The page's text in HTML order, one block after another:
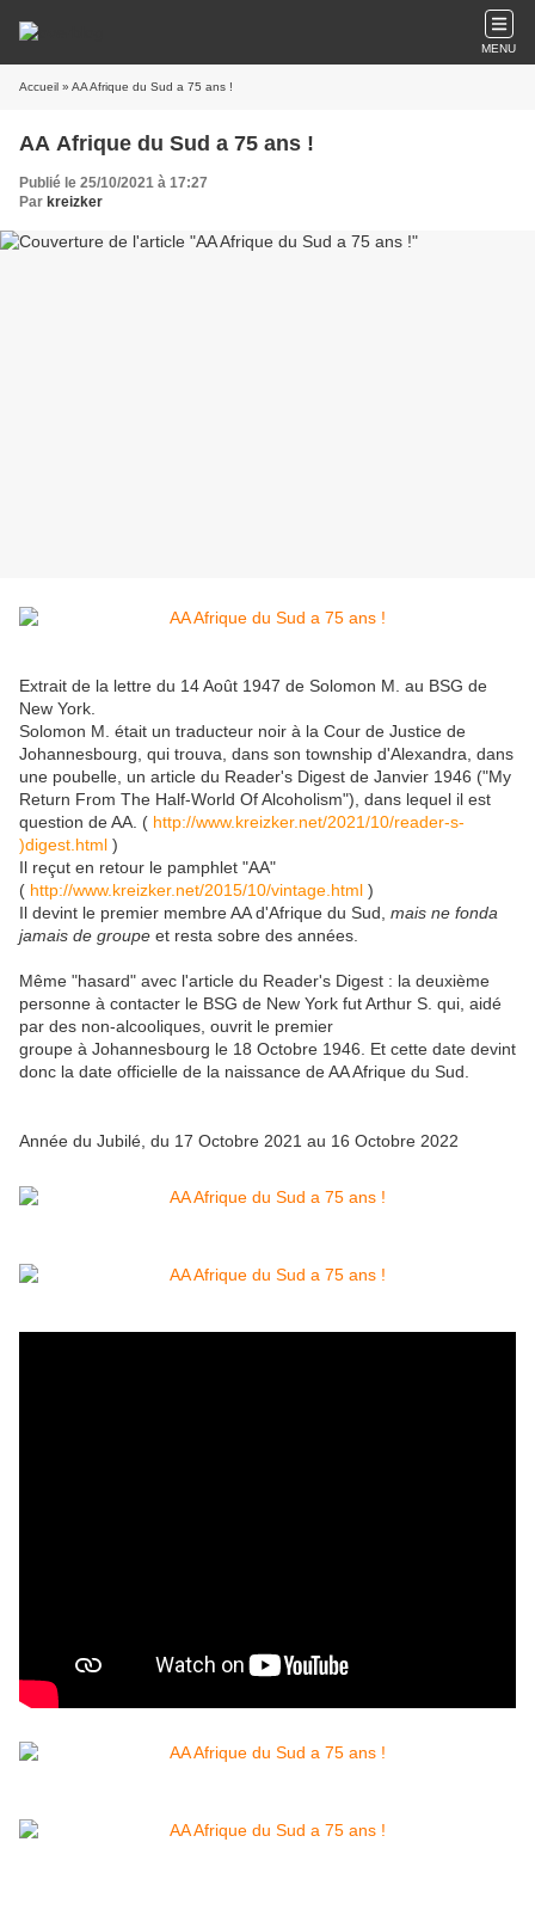
MENU
Accueil » AA Afrique du Sud a 75 ans !
AA Afrique du Sud a 75 ans !
Publié le 25/10/2021 à 17:27
Par kreizker
Extrait de la lettre du 14 Août 1947 de Solomon M. au BSG de
New York.
Solomon M. était un traducteur noir à la Cour de Justice de
Johannesbourg, qui trouva, dans son township d'Alexandra, dans
une poubelle, un article du Reader's Digest de Janvier 1946 ("My
Return From The Half-World Of Alcoholism"), dans lequel il est
question de AA. ( http://www.kreizker.net/2021/10/reader-s-
)digest.html )
Il reçut en retour le pamphlet "AA"
( http://www.kreizker.net/2015/10/vintage.html )
Il devint le premier membre AA d'Afrique du Sud, mais ne fonda
jamais de groupe et resta sobre des années.
Même "hasard" avec l'article du Reader's Digest : la deuxième
personne à contacter le BSG de New York fut Arthur S. qui, aidé
par des non-alcooliques, ouvrit le premier
groupe à Johannesbourg le 18 Octobre 1946. Et cette date devint
donc la date officielle de la naissance de AA Afrique du Sud.
Année du Jubilé, du 17 Octobre 2021 au 16 Octobre 2022